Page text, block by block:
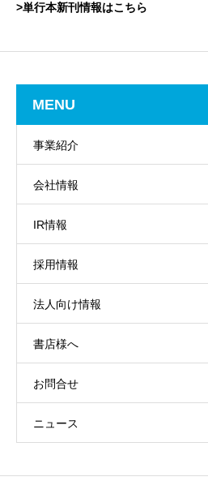
>単行本新刊情報はこちら
MENU
事業紹介
会社情報
IR情報
採用情報
法人向け情報
書店様へ
お問合せ
ニュース